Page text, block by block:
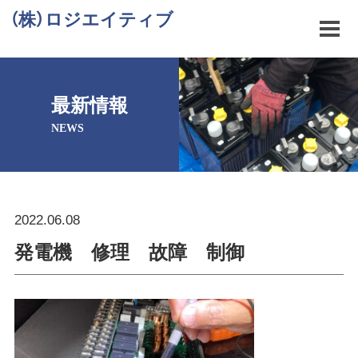
（株）ロジエイティブ
最新情報
NEWS
2022.06.08
発電機 修理 故障 制御